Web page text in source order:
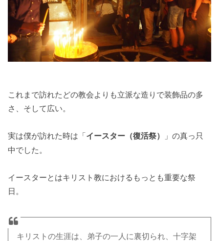
これまで訪れたどの教会よりも立派な造りで装飾品の多
さ、そして広い。
実は僕が訪れた時は「イースター（復活祭）
」の真っ只
中でした。
イースターとはキリスト教におけるもっとも重要な祭
日。
キリストの生涯は、弟子の一人に裏切られ、十字架